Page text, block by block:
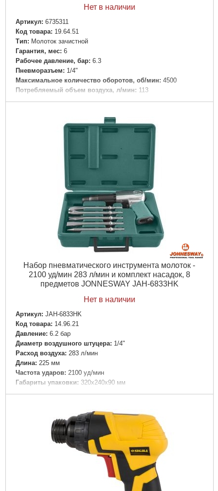
Нет в наличии
Артикул: 6735311
Код товара: 19.64.51
Tип: Молоток зачистной
Гарантия, мес: 6
Рабочее давление, бар: 6.3
Пневморазъем: 1/4"
Максимальное количество оборотов, об/мин: 4500
Потребляемый объем воздуха, л/мин: 113
Вес брутто (единицы), кг: 2.2
260x185x55 мм
2,193 г
Подробнее...
Набор пневматического инструмента молоток -
2100 уд/мин 283 л/мин и комплект насадок, 8
предметов JONNESWAY JAH-6833HK
Нет в наличии
Артикул: JAH-6833HK
Код товара: 14.96.21
Давление: 6.2 бар
Диаметр воздушного штуцера: 1/4"
Расход воздуха: 283 л/мин
Длина: 225 мм
Частота ударов: 2100 уд/мин
Габариты упаковки: 320x240x90 мм
Вес брутто: 3,410 г
Подробнее...